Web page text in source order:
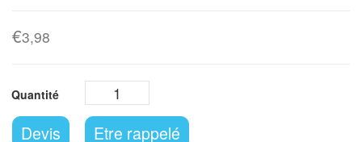
€3,98
Devis Etre rappelé